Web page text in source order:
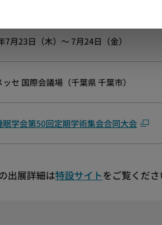
7月23日（木）～ 7月24日（金）
セ 国際会議場（千葉県 千葉市）
眠学会第50回定期学術集会合同大会
出展詳細は特設サイトをご覧くださ